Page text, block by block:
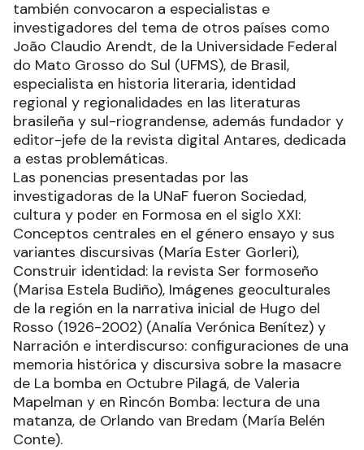
también convocaron a especialistas e
investigadores del tema de otros países como
João Claudio Arendt, de la Universidade Federal
do Mato Grosso do Sul (UFMS), de Brasil,
especialista en historia literaria, identidad
regional y regionalidades en las literaturas
brasileña y sul-riograndense, además fundador y
editor-jefe de la revista digital Antares, dedicada
a estas problemáticas.
Las ponencias presentadas por las
investigadoras de la UNaF fueron Sociedad,
cultura y poder en Formosa en el siglo XXI:
Conceptos centrales en el género ensayo y sus
variantes discursivas (María Ester Gorleri),
Construir identidad: la revista Ser formoseño
(Marisa Estela Budiño), Imágenes geoculturales
de la región en la narrativa inicial de Hugo del
Rosso (1926-2002) (Analía Verónica Benítez) y
Narración e interdiscurso: configuraciones de una
memoria histórica y discursiva sobre la masacre
de La bomba en Octubre Pilagá, de Valeria
Mapelman y en Rincón Bomba: lectura de una
matanza, de Orlando van Bredam (María Belén
Conte).